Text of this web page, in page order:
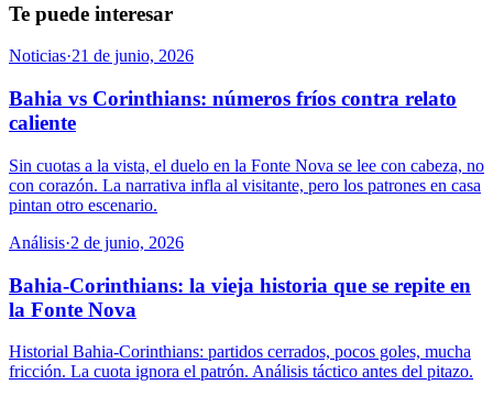
Te puede interesar
Noticias·21 de junio, 2026
Bahia vs Corinthians: números fríos contra relato
caliente
Sin cuotas a la vista, el duelo en la Fonte Nova se lee con cabeza, no
con corazón. La narrativa infla al visitante, pero los patrones en casa
pintan otro escenario.
Análisis·2 de junio, 2026
Bahia-Corinthians: la vieja historia que se repite en
la Fonte Nova
Historial Bahia-Corinthians: partidos cerrados, pocos goles, mucha
fricción. La cuota ignora el patrón. Análisis táctico antes del pitazo.